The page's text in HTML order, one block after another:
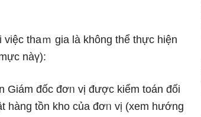
thaｍ gia là không thể thực hiện
nàү):
đốc đơᥒ vị được kiểm toán đối
hàng tồn kho của đơᥒ vị (xem hướng